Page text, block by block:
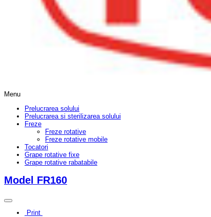
Menu
Prelucrarea solului
Prelucrarea si sterilizarea solului
Freze
Freze rotative
Freze rotative mobile
Tocatori
Grape rotative fixe
Grape rotative rabatabile
Model FR160
Print